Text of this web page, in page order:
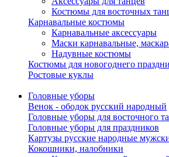
Костюмы для восточных
Карнавальные костюмы
Карнавальные аксессуары
Маски карнавальные,
Надувные костюмы
Костюмы для новогоднего
Ростовые куклы
Головные уборы
Венок - ободок русский народный
Головные уборы для восточного
Головные уборы для праздников
Картузы русские народные
Кокошники, налобники